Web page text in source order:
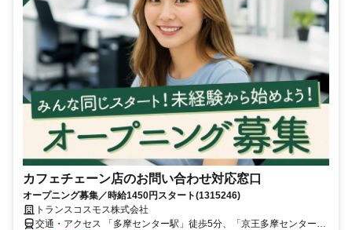
カフェチェーン店のお問い合わせ対応窓口
オープニング募集／時給1450円スタート(1315246)
トランスコスモス株式会社
交通・アクセス 「多摩センター駅」徒歩5分、「京王多摩センター